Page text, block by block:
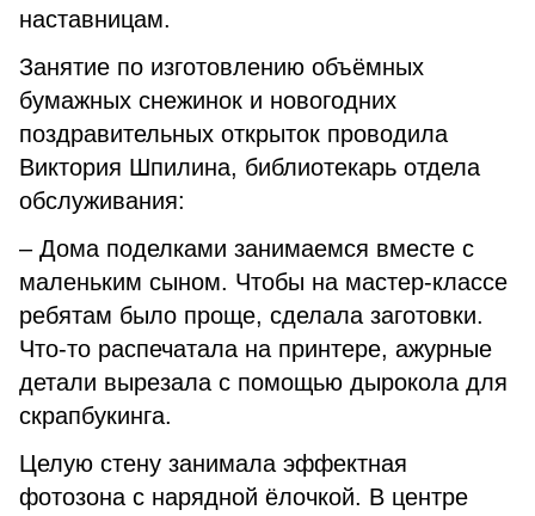
наставницам.
Занятие по изготовлению объёмных
бумажных снежинок и новогодних
поздравительных открыток проводила
Виктория Шпилина, библиотекарь отдела
обслуживания:
– Дома поделками занимаемся вместе с
маленьким сыном. Чтобы на мастер-классе
ребятам было проще, сделала заготовки.
Что-то распечатала на принтере, ажурные
детали вырезала с помощью дырокола для
скрапбукинга.
Целую стену занимала эффектная
фотозона с нарядной ёлочкой. В центре